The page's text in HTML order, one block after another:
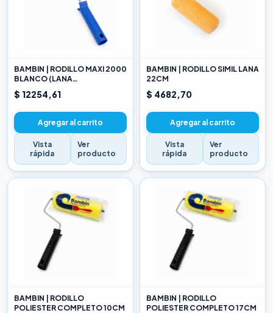
BAMBIN | RODILLO MAXI 2000
BLANCO (LANA
SELECCIONADA) 22CM
$ 12254,61
Agregar al carrito
Vista
rápida
Ver
producto
BAMBIN | RODILLO SIMIL LANA
22CM
$ 4682,70
Agregar al carrito
Vista
rápida
Ver
producto
BAMBIN | RODILLO
POLIESTER COMPLETO 10CM
BAMBIN | RODILLO
POLIESTER COMPLETO 17CM